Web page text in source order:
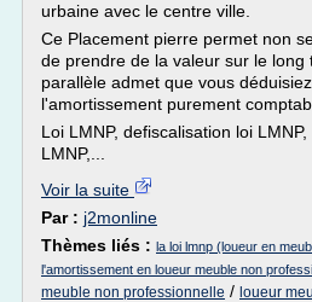
urbaine avec le centre ville.
Ce Placement pierre permet non
de prendre de la valeur sur le long
parallèle admet que vous
l'amortissement purement
Loi LMNP, defiscalisation loi
LMNP,...
Voir la suite
Par : j2monline
Thèmes liés : la loi lmnp (loueur en
l'amortissement en loueur meuble non
meuble non professionnelle / loueur